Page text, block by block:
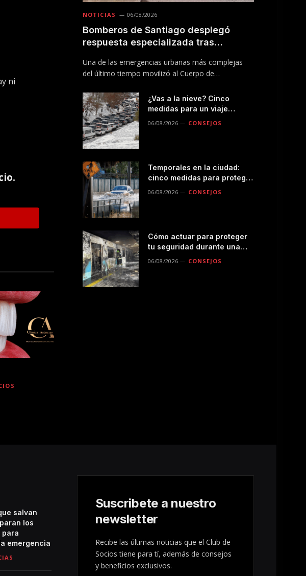
ni
NOTICIAS 06/08/2026
Bomberos de Santiago desplegó
respuesta especializada tras
Una de las emergencias urbanas más complejas
del último tiempo movilizó al Cuerpo de
¿Vas a la nieve? Cinco
medidas para un viaje
06/08/2026 CONSEJOS
Temporales en la ciudad:
cinco medidas para proteger
06/08/2026 CONSEJOS
Cómo actuar para proteger
tu seguridad durante una
transporte público
06/08/2026 CONSEJOS
salvan
los
para
emergencia
Suscribete a nuestro
newsletter
Recibe las últimas noticias que el Club de
Socios tiene para tí, además de consejos
y beneficios exclusivos.